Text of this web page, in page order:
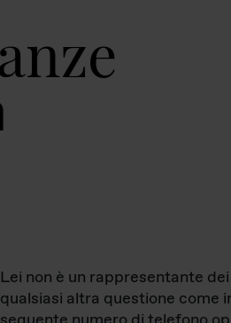
ganz
Lei non è un rappresentante
qualsiasi altra questione come